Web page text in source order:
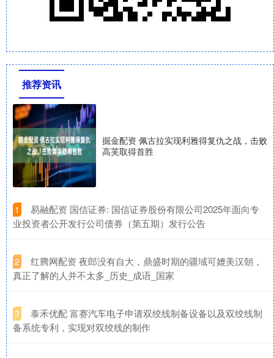
推荐资讯
掘金配资 佩古拉实现利雅得复仇之战，击败
高芙取得首胜
1
​易融配资 国信证券: 国信证券股份有限公司2025年面向专
业投资者公开发行公司债券（第五期）发行公告
2
​红腾网配资 夜郎没有自大，鼎盛时期的疆域可媲美汉朝，
真正了解的人并不太多_历史_成语_国家
3
​泰禾优配 富赛汽车电子申请双绞线制备设备以及双绞线制
备系统专利，实现对双绞线的制作